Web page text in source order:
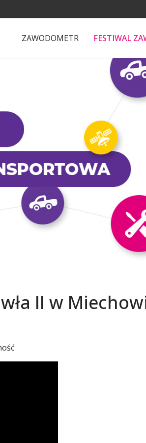
ZAWODOMETR FESTIWAL
II w